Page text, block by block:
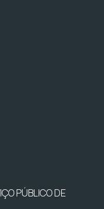
PÚBLICO DE